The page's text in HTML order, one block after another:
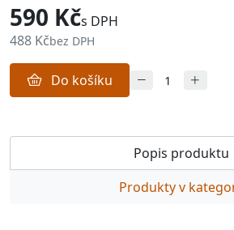
590 Kčs DPH
488 Kčbez DPH
Do košíku
Popis produktu
Produkty v